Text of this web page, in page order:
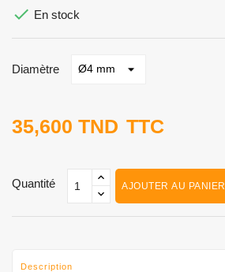
 En stock
Diamètre
35,600 TND TTC
Quantité AJOUTER AU PANIER
Description